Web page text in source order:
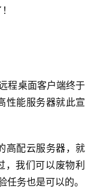
程桌面客户端终于
性能服务器就此宣
高配云服务器，就
我们可以废物利
务也是可以的。